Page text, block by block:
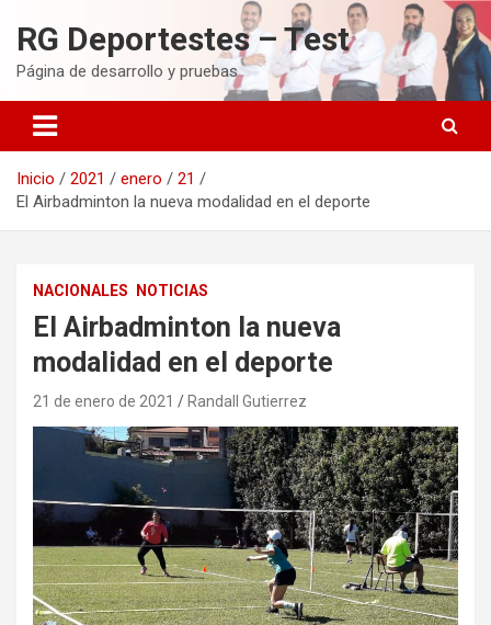
contenido
RG Deportestes – Test
Página de desarrollo y pruebas
Inicio 2021 enero
21
El Airbadminton la nueva modalidad en el deporte
NACIONALES NOTICIAS
El Airbadminton la nueva
modalidad en el deporte
21 de enero de 2021 Randall Gutierrez